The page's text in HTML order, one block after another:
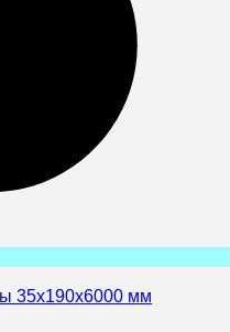
35х190х6000 мм